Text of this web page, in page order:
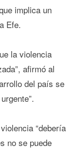
implica un
Efe.
la violencia
afirmó al
del país se
“debería
no se puede